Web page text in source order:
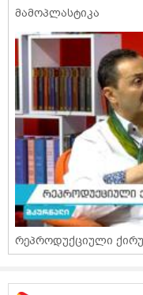
მამოპლასტიკა
რეპროდუქციული